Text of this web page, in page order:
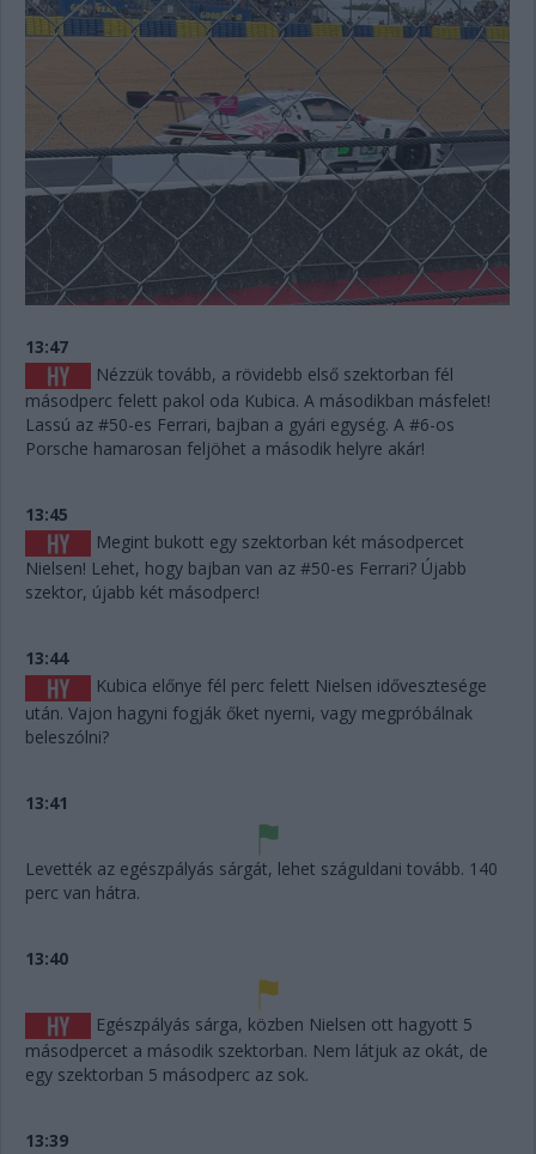
13:47
Nézzük tovább, a rövidebb első szektorban fél
másodperc felett pakol oda Kubica. A másodikban másfelet!
Lassú az #50-es Ferrari, bajban a gyári egység. A #6-os
Porsche hamarosan feljöhet a második helyre akár!
13:45
Megint bukott egy szektorban két másodpercet
Nielsen! Lehet, hogy bajban van az #50-es Ferrari? Újabb
szektor, újabb két másodperc!
13:44
Kubica előnye fél perc felett Nielsen idővesztesége
után. Vajon hagyni fogják őket nyerni, vagy megpróbálnak
beleszólni?
13:41
Levették az egészpályás sárgát, lehet száguldani tovább. 140
perc van hátra.
13:40
Egészpályás sárga, közben Nielsen ott hagyott 5
másodpercet a második szektorban. Nem látjuk az okát, de
egy szektorban 5 másodperc az sok.
13:39